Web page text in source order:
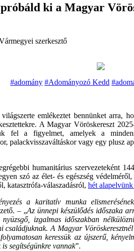
ki a Magyar
szerkesztő
#adomány #Adományozó Kedd
emlékeztet bennünket arra,
A Magyar Vöröskereszt
fel a figyelmet, amelyek a
palackvisszaváltáskor vagy egy plusz
humanitárius szervezeteként
szó az élet- és egészség
katasztrófa-válaszadásról, hét
a karitatív munka
– „Az ünnepi készülődés időszaka
izgalmas időszakban
családjuknak. A Magyar
keressük az újszerű,
is segítségünkre vannak”.